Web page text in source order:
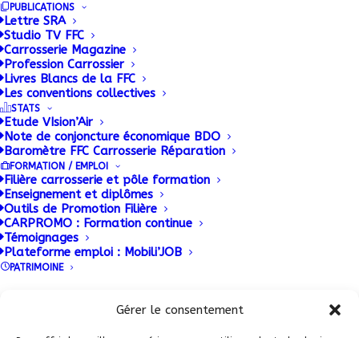
Gérer le consentement
PUBLICATIONS
Lettre SRA
Studio TV FFC
Carrosserie Magazine
Profession Carrossier
Livres Blancs de la FFC
Les conventions collectives
STATS
Etude VIsion’Air
Note de conjoncture économique BDO
Baromètre FFC Carrosserie Réparation
FORMATION / EMPLOI
Filière carrosserie et pôle formation
Enseignement et diplômes
Outils de Promotion Filière
CARPROMO : Formation continue
Témoignages
Plateforme emploi : Mobili’JOB
PATRIMOINE
Jacky Mingot, Directeur Commercial d’Asca
Carrossier Constructeur, fabricant français de
remorques et semi-remorques industrielles, a pris
sa retraite le 22 juillet dernier, après 44 années
passées dans l’entreprise.
Politique de confidentialité